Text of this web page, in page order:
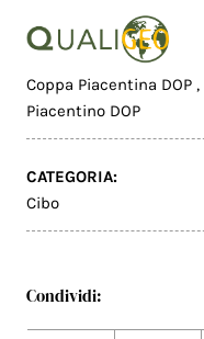
Coppa Piacentina DOP,
Piacentino DOP
CATEGORIA:
Cibo
Condividi: